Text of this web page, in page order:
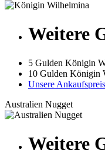
Weitere
5 Gulden Königin
10 Gulden Königin
Unsere
Australien Nugget
Weitere